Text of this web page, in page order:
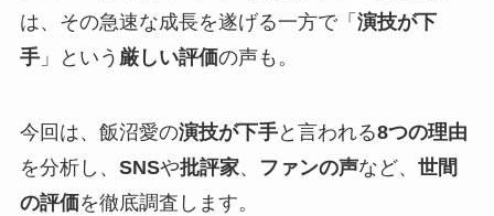
は、その急速な成長を遂げる一方で「 演技が下
手」という 厳しい評価の声も。
今回は、飯沼愛の演技が下手と言われる8つの理由
を分析し、 SNSや批評家、 ファンの声など、 世間
の評価を徹底調査します。